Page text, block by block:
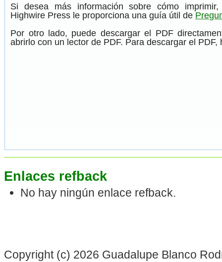
Si desea más información sobre cómo
Highwire Press le proporciona una guía útil de
Por otro lado, puede descargar el PDF
abrirlo con un lector de PDF. Para descargar el
Enlaces refback
No hay ningún enlace refback.
Copyright (c) 2026 Guadalupe Blanco